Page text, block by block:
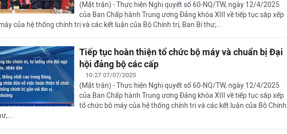
(Mặt trận) - Thực hiện Nghị quyết số 60-NQ/TW, ngày 12/4/2025
của Ban Chấp hành Trung ương Đảng khóa XIII về tiếp tục sắp xếp
của hệ thống chính trị và các kết luận của Bộ Chính trị, Ban Bí thư;...
Tiếp tục hoàn thiện tổ chức bộ máy và chuẩn bị Đại
hội đảng bộ các cấp
10:27 07/07/2025
(Mặt trận) - Thực hiện Nghị quyết số 60-NQ/TW, ngày 12/4/2025
của Ban Chấp hành Trung ương Đảng khóa XIII về tiếp tục sắp xếp
tổ chức bộ máy của hệ thống chính trị và các kết luận của Bộ Chính